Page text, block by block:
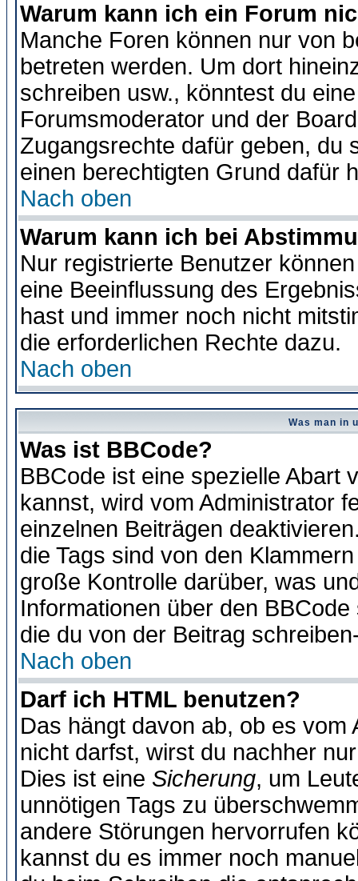
Warum kann ich ein Forum
Manche Foren können nur von
betreten werden. Um dort
schreiben usw., könntest du
Forumsmoderator und der
Zugangsrechte dafür geben, du
einen berechtigten Grund dafür
Nach oben
Warum kann ich bei
Nur registrierte Benutzer
eine Beeinflussung des
hast und immer noch nicht
die erforderlichen Rechte dazu.
Nach oben
Was man in
Was ist BBCode?
BBCode ist eine spezielle Abart
kannst, wird vom Administrator
einzelnen Beiträgen
die Tags sind von den
große Kontrolle darüber, was
Informationen über den
die du von der Beitrag
Nach oben
Darf ich HTML benutzen?
Das hängt davon ab, ob es
nicht darfst, wirst du nachher
Dies ist eine Sicherung, um
unnötigen Tags zu
andere Störungen hervorrufen
kannst du es immer noch